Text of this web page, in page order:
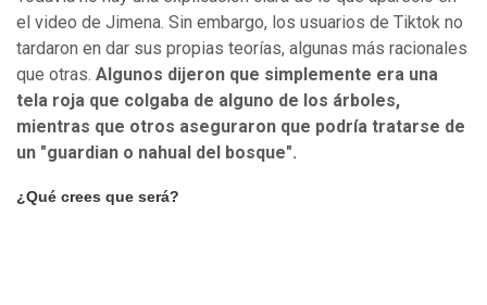
el video de Jimena. Sin embargo, los usuarios de Tiktok no
tardaron en dar sus propias teorías, algunas más racionales
que otras. Algunos dijeron que simplemente era una
tela roja que colgaba de alguno de los árboles,
mientras que otros aseguraron que podría tratarse de
un "guardian o nahual del bosque".
¿Qué crees que será?